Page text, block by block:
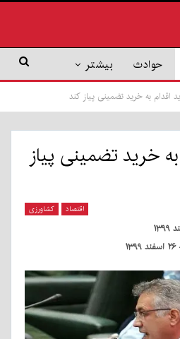
حوادث بیشتر
اقدام به خرید تضمینی پیاز کند
خرید تضمینی پیاز
اقتصاد کشاورزی